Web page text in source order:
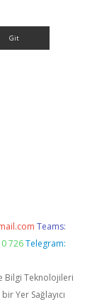
Teams:
726 Telegram:
Bilgi Teknolojileri
Yer Sağlayıcı